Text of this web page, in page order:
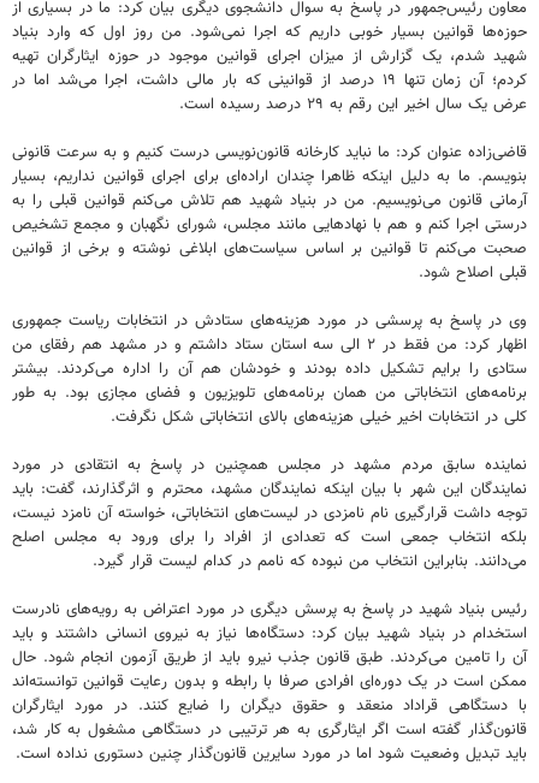
معاون رئیس‌جمهور در پاسخ به سوال دانشجوی دیگری بیان کرد: ما در بسیاری از
حوزه‌ها قوانین بسیار خوبی داریم که اجرا نمی‌شود. من روز اول که وارد بنیاد
شهید شدم، یک گزارش از میزان اجرای قوانین موجود در حوزه ایثارگران تهیه
کردم؛ آن زمان تنها ۱۹ درصد از قوانینی که بار مالی داشت، اجرا می‌شد اما در
عرض یک سال اخیر این رقم به ۲۹ درصد رسیده است.
قاضی‌زاده عنوان کرد: ما نباید کارخانه قانون‌نویسی درست کنیم و به سرعت قانونی
بنویسم. ما به دلیل اینکه ظاهرا چندان اراده‌ای برای اجرای قوانین نداریم، بسیار
آرمانی قانون می‌نویسیم. من در بنیاد شهید هم تلاش می‌کنم قوانین قبلی را به
درستی اجرا کنم و هم با نهادهایی مانند مجلس، شورای نگهبان و مجمع تشخیص
صحبت می‌کنم تا قوانین بر اساس سیاست‌های ابلاغی نوشته و برخی از قوانین
قبلی اصلاح شود.
وی در پاسخ به پرسشی در مورد هزینه‌های ستادش در انتخابات ریاست جمهوری
اظهار کرد: من فقط در ۲ الی سه استان ستاد داشتم و در مشهد هم رفقای من
ستادی را برایم تشکیل داده بودند و خودشان هم آن را اداره می‌کردند. بیشتر
برنامه‌های انتخاباتی من همان برنامه‌های تلویزیون و فضای مجازی بود. به طور
کلی در انتخابات اخیر خیلی هزینه‌های بالای انتخاباتی شکل نگرفت.
نماینده سابق مردم مشهد در مجلس همچنین در پاسخ به انتقادی در مورد
نمایندگان این شهر با بیان اینکه نمایندگان مشهد، محترم و اثرگذارند، گفت: باید
توجه داشت قرارگیری نام نامزدی در لیست‌های انتخاباتی، خواسته آن نامزد نیست،
بلکه انتخاب جمعی است که تعدادی از افراد را برای ورود به مجلس اصلح
می‌دانند. بنابراین انتخاب من نبوده که نامم در کدام لیست قرار گیرد.
رئیس بنیاد شهید در پاسخ به پرسش دیگری در مورد اعتراض به رویه‌های نادرست
استخدام در بنیاد شهید بیان کرد: دستگاه‌ها نیاز به نیروی انسانی داشتند و باید
آن را تامین می‌کردند. طبق قانون جذب نیرو باید از طریق آزمون انجام شود. حال
ممکن است در یک دوره‌ای افرادی صرفا با رابطه و بدون رعایت قوانین توانسته‌اند
با دستگاهی قراداد منعقد و حقوق دیگران را ضایع کنند. در مورد ایثارگران
قانون‌گذار گفته است اگر ایثارگری به هر ترتیبی در دستگاهی مشغول به کار شد،
باید تبدیل وضعیت شود اما در مورد سایرین قانون‌گذار چنین دستوری نداده است.